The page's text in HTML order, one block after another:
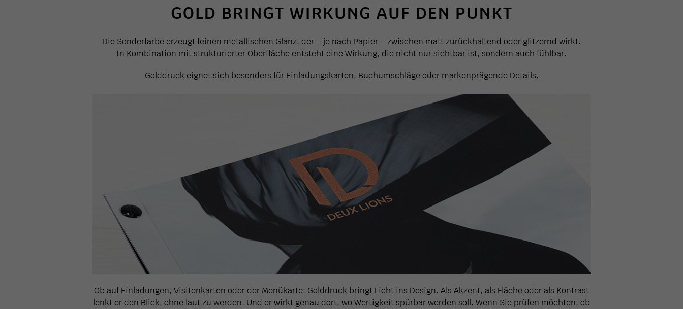
GOLD BRINGT WIRKUNG AUF DEN PUNKT
Die Sonderfarbe erzeugt feinen metallischen Glanz, der – je nach Papier – zwischen matt zurückhaltend oder glitzernd wirkt.
In Kombination mit strukturierter Oberfläche entsteht eine Wirkung, die nicht nur sichtbar ist, sondern auch fühlbar.
Golddruck eignet sich besonders für Einladungskarten, Buchumschläge oder markenprägende Details.
Ob auf Einladungen, Visitenkarten oder der Menükarte: Golddruck bringt Licht ins Design. Als Akzent, als Fläche oder als Kontrast
lenkt er den Blick, ohne laut zu werden. Und er wirkt genau dort, wo Wertigkeit spürbar werden soll. Wenn Sie prüfen möchten, ob